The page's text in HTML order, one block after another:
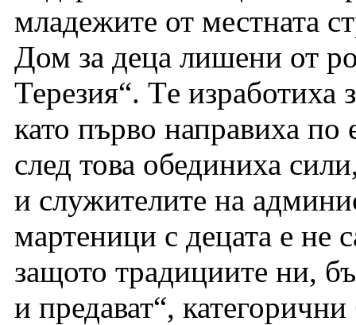
младежите от местната
Дом за деца лишени от
Терезия“. Tе изработиха
като първо направиха по
след това обединиха
и служителите на
мартеници с децата е не
защото традициите ни,
и предават“,